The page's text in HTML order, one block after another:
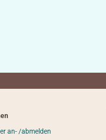
an- /abmelden